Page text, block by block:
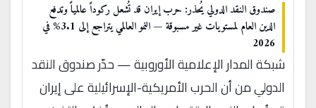
صندوق النقد الدولي يُحذر: حرب إيران قد تُشعل ركوداً عالمياً وتدفع
الدين العام لمستويات غير مسبوقة — النمو العالمي يتراجع إلى 3.1% في
2026
شبكة المدار الإعلامية الأوروبية — حذّر صندوق النقد
الدولي من أن الحرب الأمريكية-الإسرائيلية على إيران